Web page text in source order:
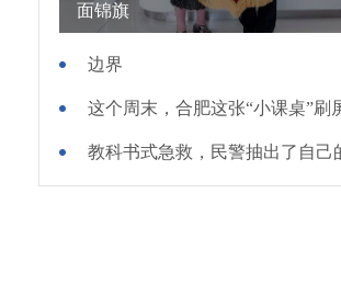
面锦旗
边界
这个周末，合肥这张“小课桌”刷
教科书式急救，民警抽出了自己